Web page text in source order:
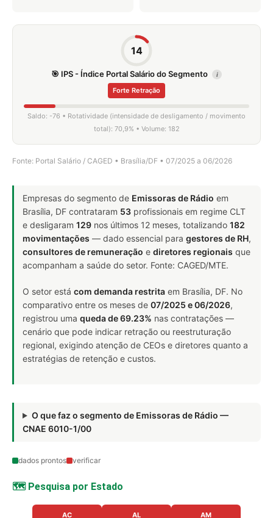
14
🎯 IPS - Índice Portal Salário do Segmento i
Forte Retração
Saldo: -76 • Rotatividade (intensidade de desligamento / movimento
total): 70,9% • Volume: 182
Fonte: Portal Salário / CAGED • Brasília/DF • 07/2025 a 06/2026
Empresas do segmento de Emissoras de Rádio em
Brasília, DF contrataram 53 profissionais em regime CLT
e desligaram 129 nos últimos 12 meses, totalizando 182
movimentações — dado essencial para gestores de RH,
consultores de remuneração e diretores regionais que
acompanham a saúde do setor. Fonte: CAGED/MTE.
O setor está com demanda restrita em Brasília, DF. No
comparativo entre os meses de 07/2025 e 06/2026,
registrou uma queda de 69.23% nas contratações —
cenário que pode indicar retração ou reestruturação
regional, exigindo atenção de CEOs e diretores quanto a
estratégias de retenção e custos.
O que faz o segmento de Emissoras de Rádio —
CNAE 6010-1/00
dados prontos verificar
🗺️ Pesquisa por Estado
AC AL AM